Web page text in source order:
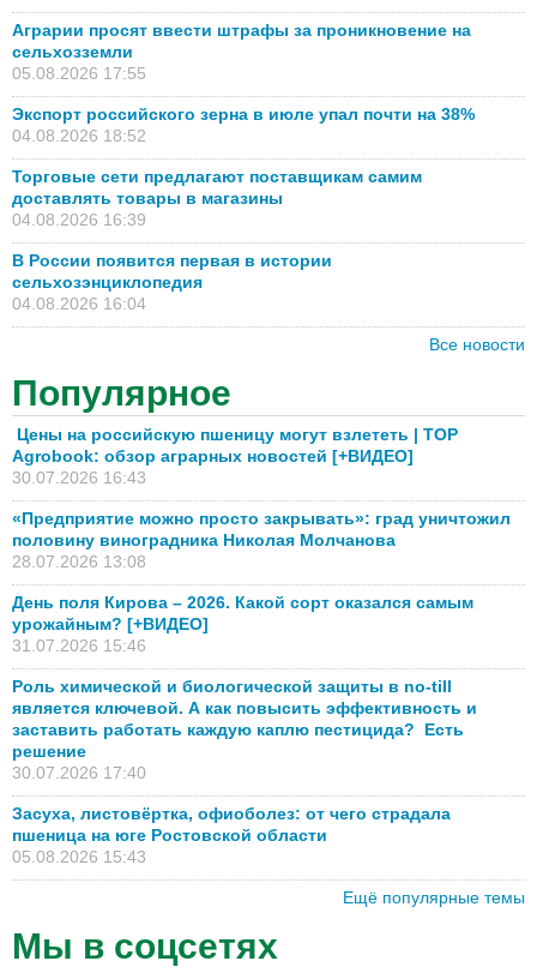
Аграрии просят ввести штрафы за проникновение на
сельхозземли
05.08.2026 17:55
Экспорт российского зерна в июле упал почти на 38%
04.08.2026 18:52
Торговые сети предлагают поставщикам самим
доставлять товары в магазины
04.08.2026 16:39
В России появится первая в истории
сельхозэнциклопедия
04.08.2026 16:04
Все новости
Популярное
Цены на российскую пшеницу могут взлететь | TOP
Agrobook: обзор аграрных новостей [+ВИДЕО]
30.07.2026 16:43
«Предприятие можно просто закрывать»: град уничтожил
половину виноградника Николая Молчанова
28.07.2026 13:08
День поля Кирова – 2026. Какой сорт оказался самым
урожайным? [+ВИДЕО]
31.07.2026 15:46
Роль химической и биологической защиты в no-till
является ключевой. А как повысить эффективность и
заставить работать каждую каплю пестицида? Есть
решение
30.07.2026 17:40
Засуха, листовёртка, офиоболез: от чего страдала
пшеница на юге Ростовской области
05.08.2026 15:43
Ещё популярные темы
Мы в соцсетях